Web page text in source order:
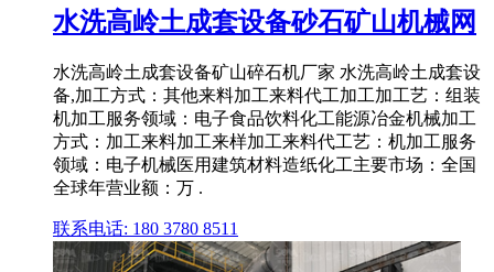
水洗高岭土成套设备砂石矿山机械网
水洗高岭土成套设备矿山碎石机厂家 水洗高岭土成套设
备,加工方式：其他来料加工来料代工加工加工艺：组装
机加工服务领域：电子食品饮料化工能源冶金机械加工
方式：加工来料加工来样加工来料代工艺：机加工服务
领域：电子机械医用建筑材料造纸化工主要市场：全国
全球年营业额：万 .
联系电话: 180 3780 8511